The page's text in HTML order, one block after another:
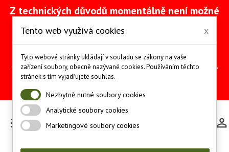
Z technických důvodů momentálně není možné
odstranění problému intenzivně pracujeme
(včetně obnovy ze zálohy).
Objednávky můžete mezitím provádět
telefonicky na čísle +420 607 244 655 nebo e-
mailem na adrese
Děkujeme za pochopení a trpělivost.

Tento web využívá cookies x
Tyto webové stránky ukládají v souladu se zákony na vaše
zařízení soubory, obecně nazývané cookies. Používáním těchto
stránek s tím vyjadřujete souhlas.
Nezbytně nutné soubory cookies
Analytické soubory cookies
Marketingové soubory cookies